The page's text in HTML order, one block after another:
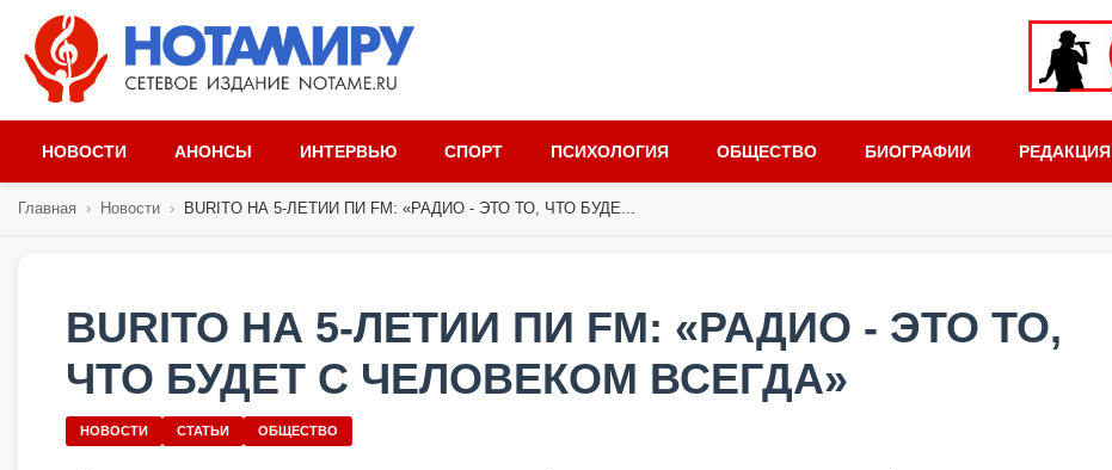
НОВОСТИ АНОНСЫ ИНТЕРВЬЮ СПОРТ ПСИХОЛОГИЯ ОБЩЕСТВО БИОГРАФИИ РЕДАКЦИЯ
Главная › Новости › BURITO НА 5-ЛЕТИИ ПИ FM: «РАДИО - ЭТО ТО, ЧТО БУДЕ...
BURITO НА 5-ЛЕТИИ ПИ FM: «РАДИО - ЭТО ТО,
ЧТО БУДЕТ С ЧЕЛОВЕКОМ ВСЕГДА»
НОВОСТИ СТАТЬИ ОБЩЕСТВО